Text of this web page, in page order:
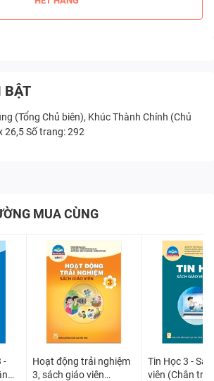
BẬT
(Tổng Chủ biên), Khúc Thành Chính (Chủ
26,5 Số trang: 292
MUA CÙNG
-
Hoạt động trải nghiệm
3, sách giáo viên
Tin Học 3 -
viên (Chân trời